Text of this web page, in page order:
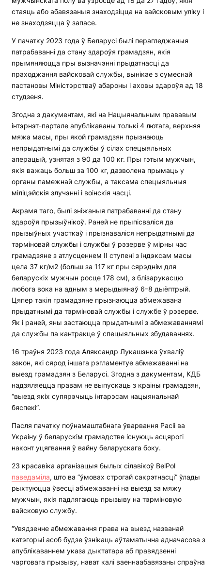
стаяць або абавязаныя знаходзіцца на вайсковым уліку і
не знаходзяцца ў запасе.
У пачатку 2023 года ў Беларусі былі перагледжаныя
патрабаванні да стану здароўя грамадзян, якія
прымяняюцца пры вызначэнні прыдатнасці да
праходжання вайсковай службы, вынікае з сумеснай
пастановы Міністэрстваў абароны і аховы здароўя ад 18
студзеня.
Згодна з дакументам, які на Нацыянальным прававым
інтэрнэт-партале апублікаваны толькі 4 лютага, верхняя
мяжа масы, пры якой грамадзян прызнаюць
непрыдатнымі да службы ў сілах спецыяльных
аперацый, узнятая з 90 да 100 кг. Пры гэтым мужчын,
якія важаць больш за 100 кг, дазволена прымаць у
органы памежнай службы, а таксама спецыяльныя
міліцэйскія злучэнні і воінскія часці.
Акрамя таго, былі зніжаныя патрабаванні да стану
здароўя прызыўнікоў. Раней не прыпісваліся да
прызыўных участкаў і прызнаваліся непрыдатнымі да
тэрміновай службы і службы ў рэзерве ў мірны час
грамадзяне з атлусценнем II ступені з індэксам масы
цела 37 кг/м2 (больш за 117 кг пры сярэднім для
беларускіх мужчын росце 178 см), з блізарукасцю
любога вока на адным з мерыдыянаў 6–8 дыёптрый.
Цяпер такія грамадзяне прызнаюцца абмежавана
прыдатнымі да тэрміновай службы і службе ў рэзерве.
Як і раней, яны застаюцца прыдатнымі з абмежаваннямі
да службы па кантракце ў спецыяльных збудаваннях.
16 траўня 2023 года Аляксандр Лукашэнка ўхваліў
закон, які сярод іншага рэгламентуе абмежаванні на
выезд грамадзян з Беларусі. Згодна з дакументам, КДБ
надзяляецца правам не выпускаць з краіны грамадзян,
“выезд якіх супярэчыць інтарэсам нацыянальнай
бяспекі”.
Пасля пачатку поўнамаштабнага ўварвання Расіі ва
Украіну ў беларускім грамадстве існуюць асцярогі
наконт уцягвання ў вайну беларускага боку.
23 красавіка арганізацыя былых сілавікоў BelPol
паведаміла, што ва “ўмовах строгай сакрэтнасці” ўлады
рыхтуюцца ўвесці абмежаванні на выезд за мяжу
мужчын, якія падлягаюць прызыву на тэрміновую
вайсковую службу.
“Увядзенне абмежавання права на выезд названай
катэгорыі асоб будзе ўзнікаць аўтаматычна адначасова з
апублікаваннем указа дыктатара аб правядзенні
чарговага прызыву, нават калі ваеннаабавязаны спраўна